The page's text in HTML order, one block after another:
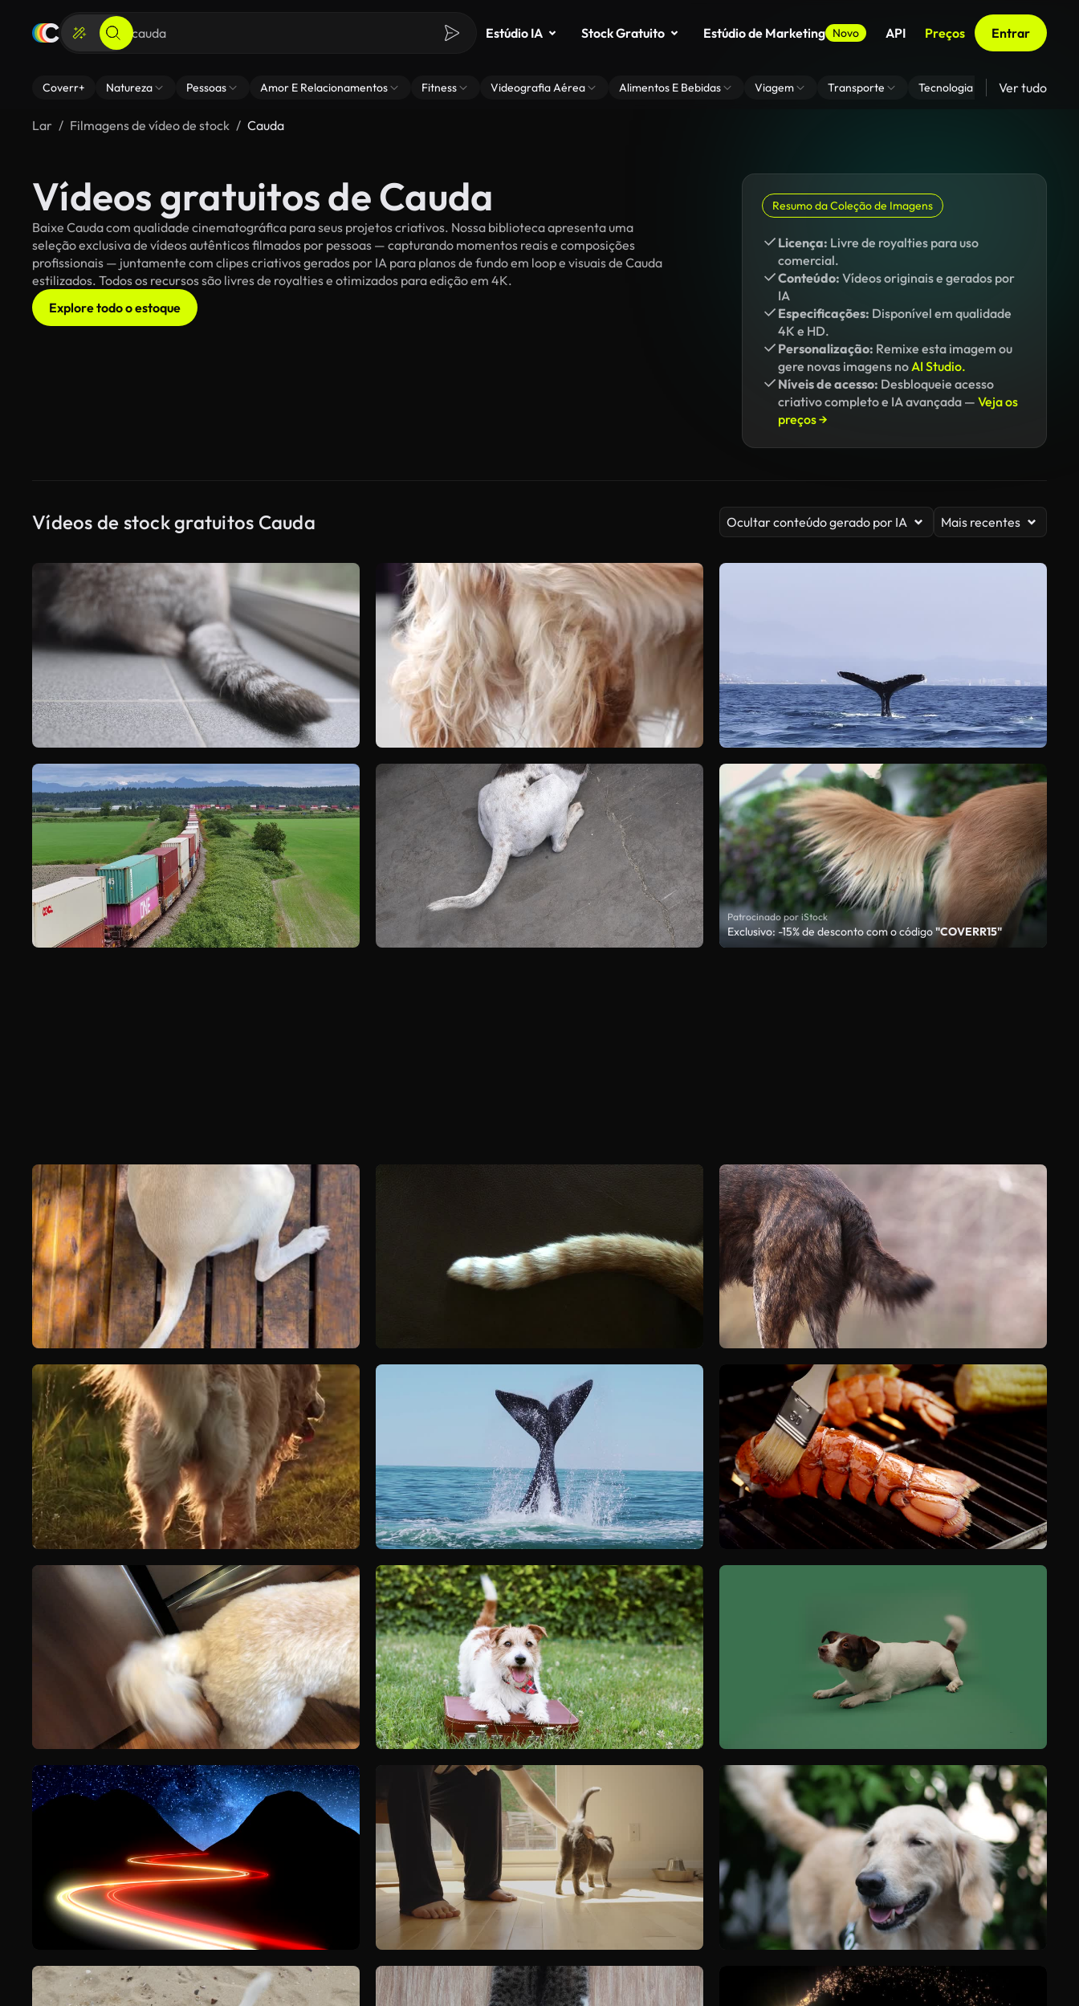
Estúdio IA Stock Gratuito Estúdio de Marketing Novo API Preços Entrar
Coverr+ Natureza Pessoas Amor E Relacionamentos Fitness Videografia Aérea Alimentos E Bebidas Viagem Transporte Tecnologia Zoom De
Ver tudo
Lar Filmagens de vídeo de stock Cauda
Vídeos gratuitos de Cauda
Baixe Cauda com qualidade cinematográfica para seus projetos criativos. Nossa biblioteca apresenta uma
seleção exclusiva de vídeos autênticos filmados por pessoas — capturando momentos reais e composições
profissionais — juntamente com clipes criativos gerados por IA para planos de fundo em loop e visuais de Cauda
estilizados. Todos os recursos são livres de royalties e otimizados para edição em 4K.
Explore todo o estoque
Resumo da Coleção de Imagens
Licença: Livre de royalties para uso
comercial.
Conteúdo: Vídeos originais e gerados por
IA
Especificações: Disponível em qualidade
4K e HD.
Personalização: Remixe esta imagem ou
gere novas imagens noAI Studio.
Níveis de acesso: Desbloqueie acesso
criativo completo e IA avançada — Veja os
preços →
Vídeos de stock gratuitos Cauda Ocultar conteúdo gerado por IA Mais recentes
Patrocinado por iStock
Exclusivo: -15% de desconto com o código"COVERR15"